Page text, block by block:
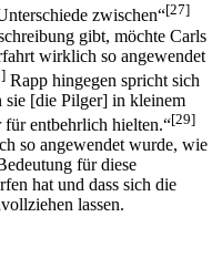
zwischen“[27]
gibt, möchte Carls
wirklich so angewendet
Rapp hingegen spricht sich
sie [die Pilger] in kleinem
für entbehrlich hielten.“[29]
so angewendet wurde, wie
für diese
hat und dass sich die
lassen.